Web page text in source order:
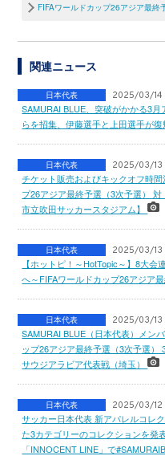
FIFAワールドカップ26アジア最終
関連ニュース
日本代表 2025/03/14
SAMURAI BLUE、突破がかかる3
らを招集、伊藤選手と上田選手が
日本代表 2025/03/13
チケット販売およびキックオフ時
プ26アジア最終予選（3次予選）
市立吹田サッカースタジアム】
日本代表 2025/03/13
【ホットピ！～HotTopic～】8大
へ～FIFAワールドカップ26アジア
日本代表 2025/03/13
SAMURAI BLUE（日本代表）メン
ップ26アジア最終予選（3次予選
サウジアラビア代表戦（埼玉）
日本代表 2025/03/12
サッカー日本代表 新アパレルコレ
た3カテゴリーのコレクションを発
「INNOCENT LINE」で